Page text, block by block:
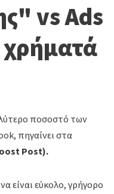
vs Ads
ποσοστό των
πηγαίνει στα
Post).
είναι εύκολο, γρήγορο